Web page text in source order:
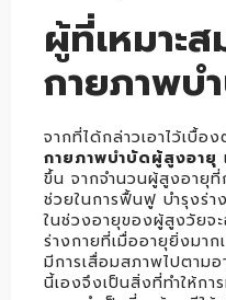
ผู้ที่เหมาะส
กายภาพบ
จากที่ได้กล่าวเอาไว้เบื้อ
กายภาพบำบัดผู้สูงอายุ
ขึ้น จากจำนวนผู้สูงอายุ
ช่วยในการฟื้นฟู บำรุงร่า
ในช่วงอายุของผู้สูงวัยจ
ร่างกายที่เมื่ออายุยิ่งมาก
มีการเสื่อมสภาพไปตามอ
นี้เองจึงเป็นสิ่งที่ทำให้ก